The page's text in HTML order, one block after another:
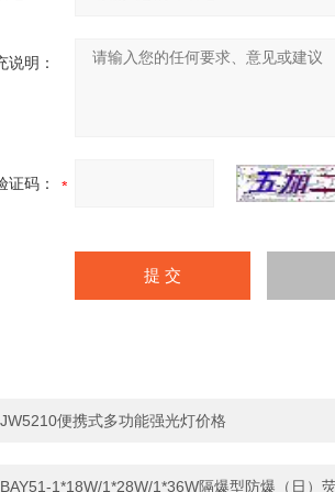
说明：
证码：
JW5210便携式多功能强光灯价格
BAY51-1*18W/1*28W/1*36W隔爆型防爆（日）